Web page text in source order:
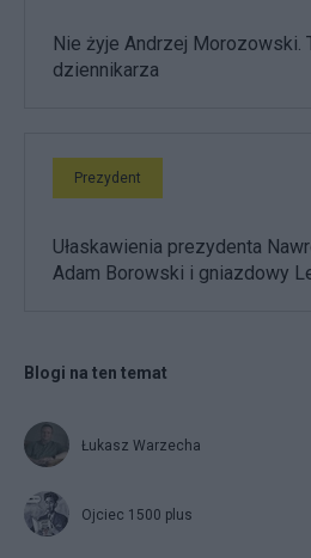
Nie żyje Andrzej Morozowski.
dziennikarza
Prezydent
Ułaskawienia prezydenta
Adam Borowski i gniazdowy
Blogi na ten temat
Łukasz Warzecha
Ojciec 1500 plus